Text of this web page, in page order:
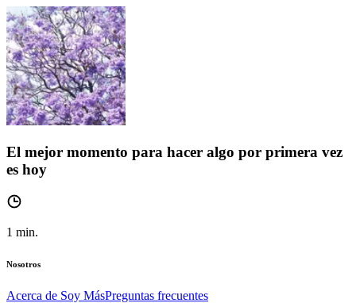
El mejor momento para hacer algo por primera vez
es hoy
1 min.
Nosotros
Acerca de Soy MásPreguntas frecuentes